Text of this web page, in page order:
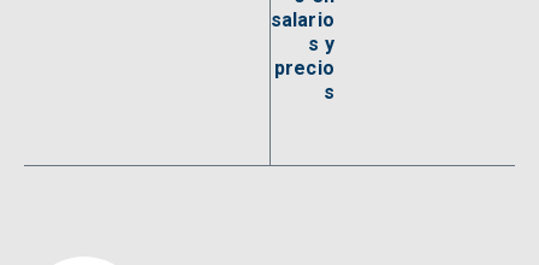
salario
s y
precio
s